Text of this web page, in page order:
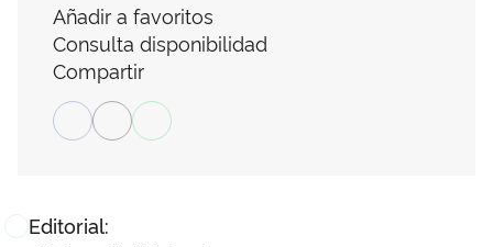
Editorial:
Añadir a favoritos
Consulta disponibilidad
Compartir